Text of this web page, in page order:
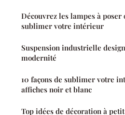
Découvrez les lampes à
sublimer votre intérieur
Suspension industrielle
modernité
10 façons de sublimer votre
affiches noir et blanc
Top idées de décoration à